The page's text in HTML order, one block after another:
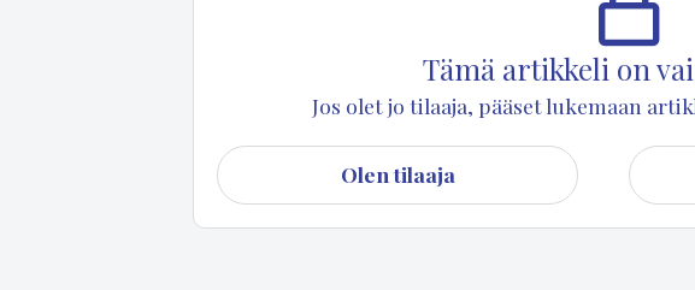
Tämä artikkeli on
Jos olet jo tilaaja, pääset lukemaan
Olen tilaaja